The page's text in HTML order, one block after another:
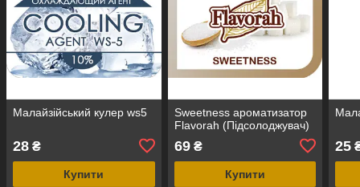
Малайзійський кулер ws5
28 ₴
Купити
Sweetness ароматизатор
Flavorah (Підсолоджувач)
69₴
Купити
25